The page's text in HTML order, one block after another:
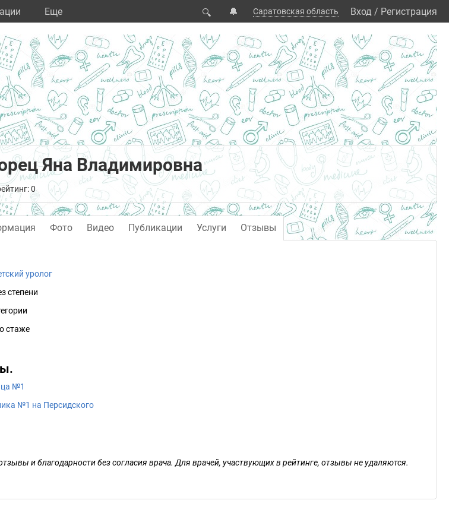
Eще 🔍 🔔 Саратовская область Вход / Регистрация
Яна Владимировна
0
Фото Видео Публикации Услуги Отзывы
уролог
степени
стаже
№1
№1 на Персидского
и благодарности без согласия врача. Для врачей, участвующих в рейтинге, отзывы не удаляются.